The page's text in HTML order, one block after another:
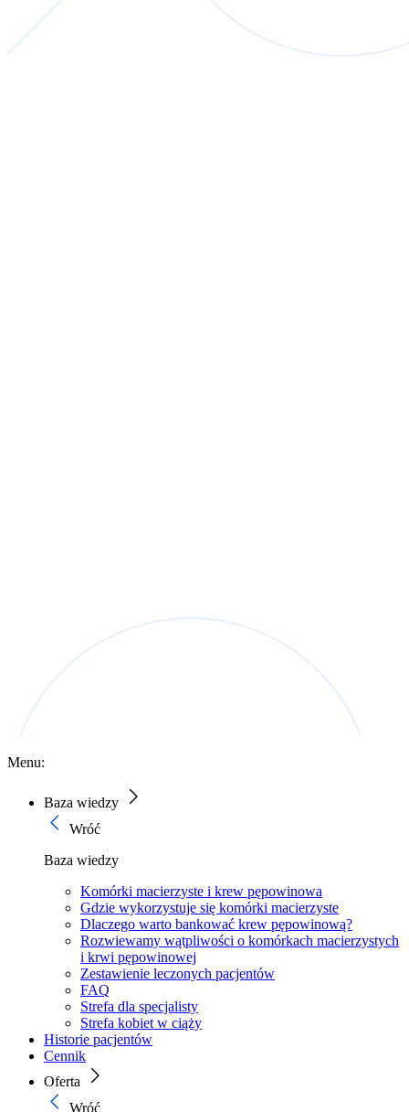
Menu:
Baza wiedzy
Wróć
Baza wiedzy
Komórki macierzyste i krew pępowinowa
Gdzie wykorzystuje się komórki macierzyste
Dlaczego warto bankować krew pępowinową?
Rozwiewamy wątpliwości o komórkach macierzystych
i krwi pępowinowej
Zestawienie leczonych pacjentów
FAQ
Strefa dla specjalisty
Strefa kobiet w ciąży
Historie pacjentów
Cennik
Oferta
Wróć